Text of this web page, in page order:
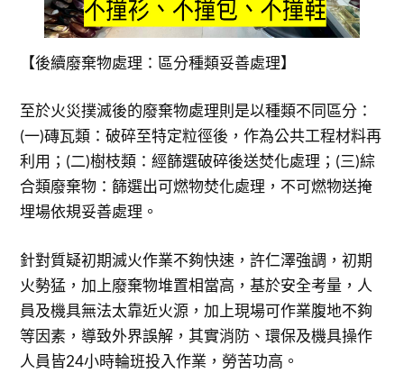
【後續廢棄物處理：區分種類妥善處理】
至於火災撲滅後的廢棄物處理則是以種類不同區分：
(一)磚瓦類：破碎至特定粒徑後，作為公共工程材料再
利用；(二)樹枝類：經篩選破碎後送焚化處理；(三)綜
合類廢棄物：篩選出可燃物焚化處理，不可燃物送掩
埋場依規妥善處理。
針對質疑初期滅火作業不夠快速，許仁澤強調，初期
火勢猛，加上廢棄物堆置相當高，基於安全考量，人
員及機具無法太靠近火源，加上現場可作業腹地不夠
等因素，導致外界誤解，其實消防、環保及機具操作
人員皆24小時輪班投入作業，勞苦功高。